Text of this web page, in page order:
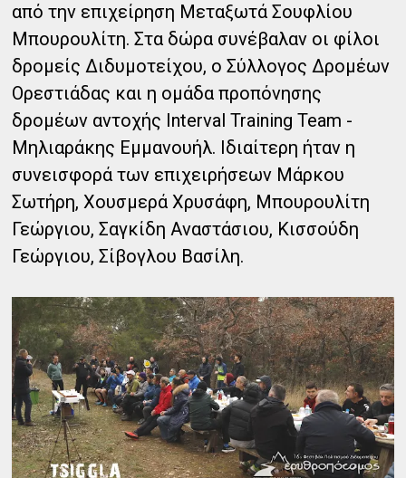
από την επιχείρηση Μεταξωτά Σουφλίου
Μπουρουλίτη. Στα δώρα συνέβαλαν οι φίλοι
δρομείς Διδυμοτείχου, ο Σύλλογος Δρομέων
Ορεστιάδας και η ομάδα προπόνησης
δρομέων αντοχής Interval Training Team -
Μηλιαράκης Εμμανουήλ. Ιδιαίτερη ήταν η
συνεισφορά των επιχειρήσεων Μάρκου
Σωτήρη, Χουσμερά Χρυσάφη, Μπουρουλίτη
Γεώργιου, Σαγκίδη Αναστάσιου, Κισσούδη
Γεώργιου, Σίβογλου Βασίλη.